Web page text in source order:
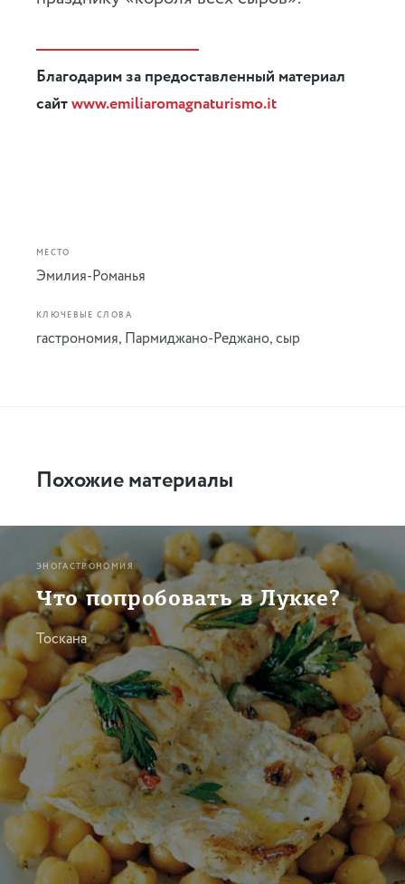
Благодарим за предоставленный материал
сайтwww.emiliaromagnaturismo.it
МЕСТО
Эмилия-Романья
КЛЮЧЕВЫЕ СЛОВА
гастрономия, Пармиджано-Реджано,сыр
Похожие материалы
ЭНОГАСТРОНОМИЯ
Что попробовать в Лукке?
Тоскана